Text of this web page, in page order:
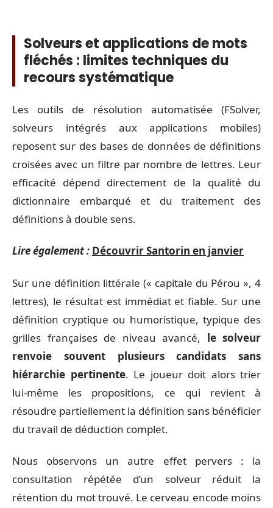
Solveurs et applications de mots
fléchés : limites techniques du
recours systématique
Les outils de résolution automatisée (FSolver,
solveurs intégrés aux applications mobiles)
reposent sur des bases de données de définitions
croisées avec un filtre par nombre de lettres. Leur
efficacité dépend directement de la qualité du
dictionnaire embarqué et du traitement des
définitions à double sens.
Lire également : Découvrir Santorin en janvier
Sur une définition littérale (« capitale du Pérou », 4
lettres), le résultat est immédiat et fiable. Sur une
définition cryptique ou humoristique, typique des
grilles françaises de niveau avancé, le solveur
renvoie souvent plusieurs candidats sans
hiérarchie pertinente. Le joueur doit alors trier
lui-même les propositions, ce qui revient à
résoudre partiellement la définition sans bénéficier
du travail de déduction complet.
Nous observons un autre effet pervers : la
consultation répétée d’un solveur réduit la
rétention du mot trouvé. Le cerveau encode moins